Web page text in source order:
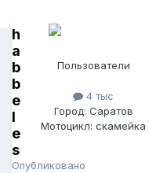
h
a
b
b
e
l
e
s
Опубликовано
Пользователи
4 тыс
Город: Саратов
Мотоцикл: скамейка